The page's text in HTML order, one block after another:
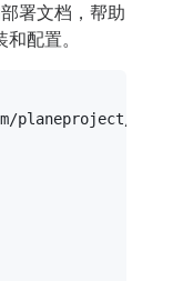
署文档，帮助
配置。